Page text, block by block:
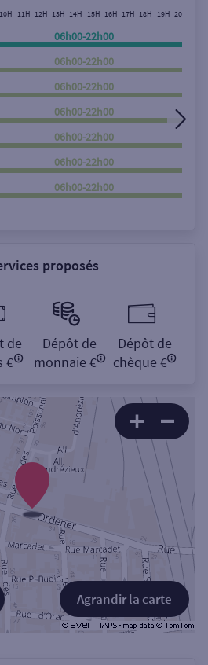
Rechercher
10H 11H 12H 13H 14H 15H 16H 17H 18H 19H 20H
06h00-22h00
06h00-22h00
06h00-22h00
06h00-22h00
06h00-22h00
06h00-22h00
06h00-22h00
proposés
de
€
Dépôt de
monnaie €
Dépôt de
chèque €
Agrandir la carte